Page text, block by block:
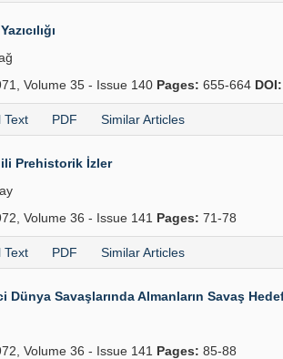
Volume 35 - Issue 140 Pages: 655-664 DOI:
Text PDF Similar Articles
Prehistorik İzler
Volume 36 - Issue 141 Pages: 71-78
Text PDF Similar Articles
Dünya Savaşlarında Almanların Savaş
Volume 36 - Issue 141 Pages: 85-88